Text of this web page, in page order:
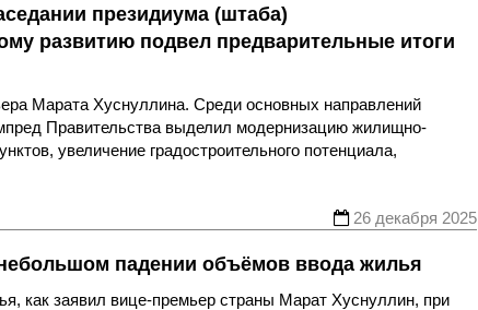
президиума (штаба)
развитию подвел предварительные итоги
Марата Хуснуллина. Среди основных направлений
Правительства выделил модернизацию жилищно-
увеличение градостроительного потенциала,
26 декабря 2025
падении объёмов ввода жилья
как заявил вице-премьер страны Марат Хуснуллин, при